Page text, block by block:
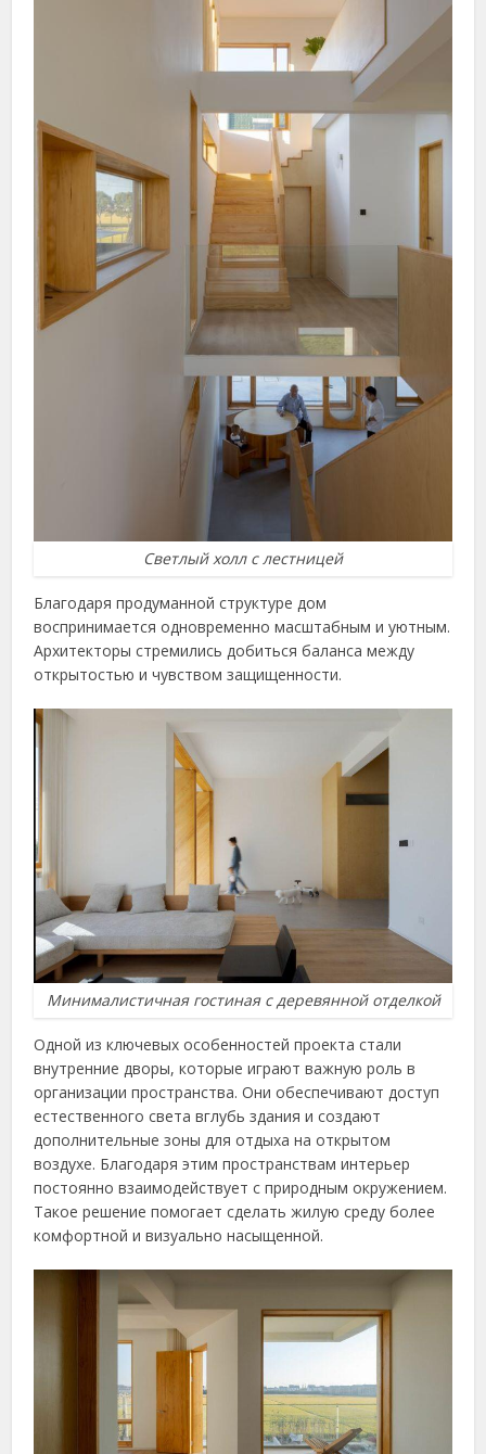
Светлый холл с лестницей
Благодаря продуманной структуре дом
воспринимается одновременно масштабным и уютным.
Архитекторы стремились добиться баланса между
открытостью и чувством защищенности.
Минималистичная гостиная с деревянной отделкой
Одной из ключевых особенностей проекта стали
внутренние дворы, которые играют важную роль в
организации пространства. Они обеспечивают доступ
естественного света вглубь здания и создают
дополнительные зоны для отдыха на открытом
воздухе. Благодаря этим пространствам интерьер
постоянно взаимодействует с природным окружением.
Такое решение помогает сделать жилую среду более
комфортной и визуально насыщенной.